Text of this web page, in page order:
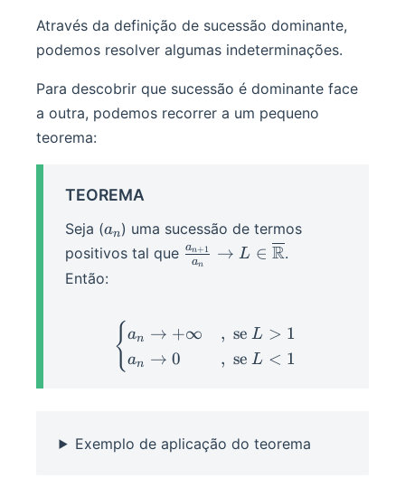
Através da definição de sucessão dominante,
podemos resolver algumas indeterminações.
Para descobrir que sucessão é dominante face
a outra, podemos recorrer a um pequeno
teorema:
TEOREMA
Seja (a_n
an) uma sucessão de termos
positivos tal que \frac{a_{n+1}}
{a_n}\rightarrow
an
an+1 → L ∈ R.
Então:
\begin{cases}
{an → +∞
an → 0
,
,
seL > 1
seL < 1
Exemplo de aplicação do teorema